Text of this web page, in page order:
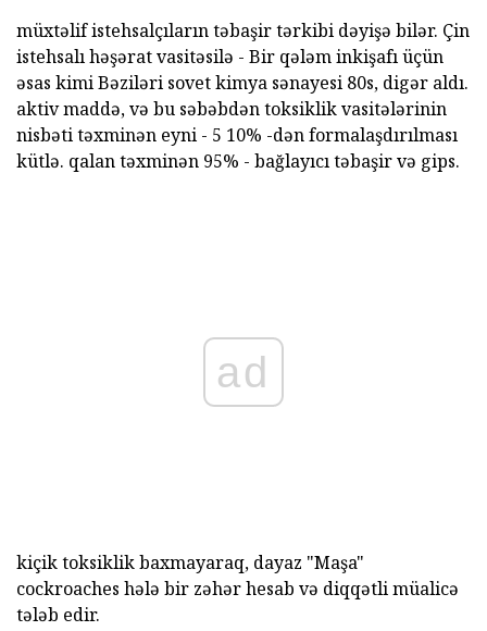
müxtəlif istehsalçıların təbaşir tərkibi dəyişə bilər. Çin
istehsalı həşərat vasitəsilə - Bir qələm inkişafı üçün
əsas kimi Bəziləri sovet kimya sənayesi 80s, digər aldı.
aktiv maddə, və bu səbəbdən toksiklik vasitələrinin
nisbəti təxminən eyni - 5 10% -dən formalaşdırılması
kütlə. qalan təxminən 95% - bağlayıcı təbaşir və gips.
ad
kiçik toksiklik baxmayaraq, dayaz "Maşa"
cockroaches hələ bir zəhər hesab və diqqətli müalicə
tələb edir.